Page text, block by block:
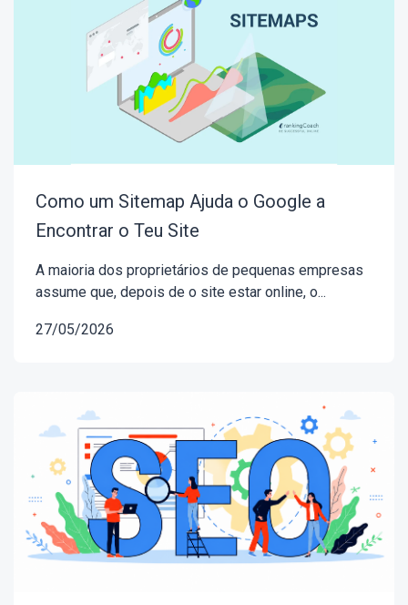
Como um Sitemap Ajuda o Google a
Encontrar o Teu Site
A maioria dos proprietários de pequenas empresas
assume que, depois de o site estar online, o...
27/05/2026